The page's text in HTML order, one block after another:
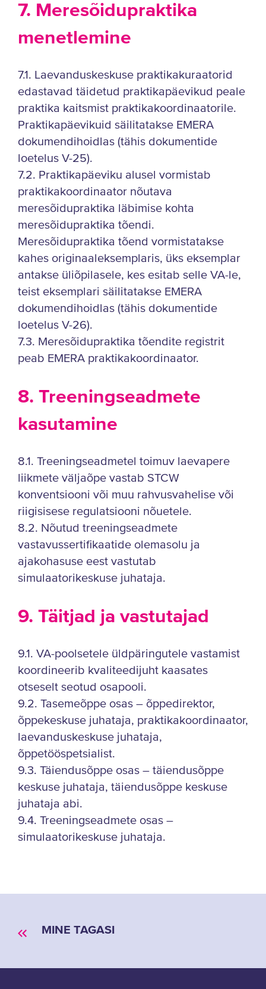
7. Meresõidupraktika
menetlemine
7.1. Laevanduskeskuse praktikakuraatorid
edastavad täidetud praktikapäevikud peale
praktika kaitsmist praktikakoordinaatorile.
Praktikapäevikuid säilitatakse EMERA
dokumendihoidlas (tähis dokumentide
loetelus V-25).
7.2. Praktikapäeviku alusel vormistab
praktikakoordinaator nõutava
meresõidupraktika läbimise kohta
meresõidupraktika tõendi.
Meresõidupraktika tõend vormistatakse
kahes originaaleksemplaris, üks eksemplar
antakse üliõpilasele, kes esitab selle VA-le,
teist eksemplari säilitatakse EMERA
dokumendihoidlas (tähis dokumentide
loetelus V-26).
7.3. Meresõidupraktika tõendite registrit
peab EMERA praktikakoordinaator.
8. Treeningseadmete
kasutamine
8.1. Treeningseadmetel toimuv laevapere
liikmete väljaõpe vastab STCW
konventsiooni või muu rahvusvahelise või
riigisisese regulatsiooni nõuetele.
8.2. Nõutud treeningseadmete
vastavussertifikaatide olemasolu ja
ajakohasuse eest vastutab
simulaatorikeskuse juhataja.
9. Täitjad ja vastutajad
9.1. VA-poolsetele üldpäringutele vastamist
koordineerib kvaliteedijuht kaasates
otseselt seotud osapooli.
9.2. Tasemeõppe osas – õppedirektor,
õppekeskuse juhataja, praktikakoordinaator,
laevanduskeskuse juhataja,
õppetööspetsialist.
9.3. Täiendusõppe osas – täiendusõppe
keskuse juhataja, täiendusõppe keskuse
juhataja abi.
9.4. Treeningseadmete osas –
simulaatorikeskuse juhataja.
MINE TAGASI